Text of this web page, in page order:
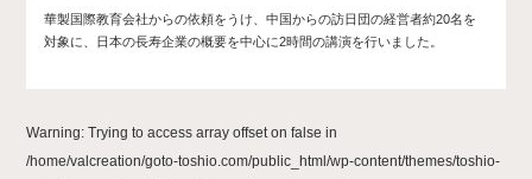
華製国際教育会社からの依頼をうけ、中国からの訪日団の経営者約20名を
対象に、日本の長寿企業の概要を中心に2時間の講演を行いました。
Warning: Trying to access array offset on false in
/home/valcreation/goto-toshio.com/public_html/wp-content/themes/toshio-